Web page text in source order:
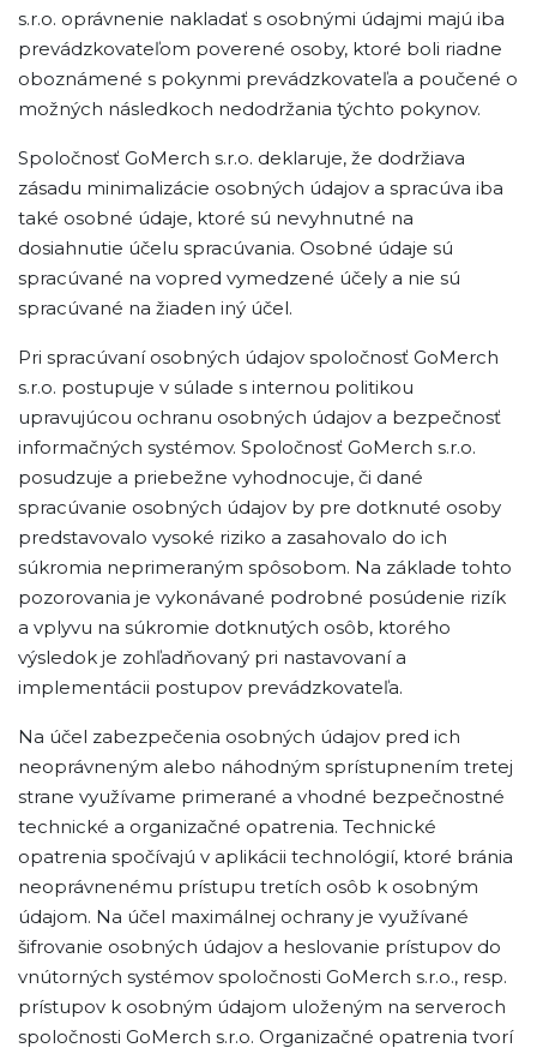
s.r.o. oprávnenie nakladať s osobnými údajmi majú iba
prevádzkovateľom poverené osoby, ktoré boli riadne
oboznámené s pokynmi prevádzkovateľa a poučené o
možných následkoch nedodržania týchto pokynov.
Spoločnosť GoMerch s.r.o. deklaruje, že dodržiava
zásadu minimalizácie osobných údajov a spracúva iba
také osobné údaje, ktoré sú nevyhnutné na
dosiahnutie účelu spracúvania. Osobné údaje sú
spracúvané na vopred vymedzené účely a nie sú
spracúvané na žiaden iný účel.
Pri spracúvaní osobných údajov spoločnosť GoMerch
s.r.o. postupuje v súlade s internou politikou
upravujúcou ochranu osobných údajov a bezpečnosť
informačných systémov. Spoločnosť GoMerch s.r.o.
posudzuje a priebežne vyhodnocuje, či dané
spracúvanie osobných údajov by pre dotknuté osoby
predstavovalo vysoké riziko a zasahovalo do ich
súkromia neprimeraným spôsobom. Na základe tohto
pozorovania je vykonávané podrobné posúdenie rizík
a vplyvu na súkromie dotknutých osôb, ktorého
výsledok je zohľadňovaný pri nastavovaní a
implementácii postupov prevádzkovateľa.
Na účel zabezpečenia osobných údajov pred ich
neoprávneným alebo náhodným sprístupnením tretej
strane využívame primerané a vhodné bezpečnostné
technické a organizačné opatrenia. Technické
opatrenia spočívajú v aplikácii technológií, ktoré bránia
neoprávnenému prístupu tretích osôb k osobným
údajom. Na účel maximálnej ochrany je využívané
šifrovanie osobných údajov a heslovanie prístupov do
vnútorných systémov spoločnosti GoMerch s.r.o., resp.
prístupov k osobným údajom uloženým na serveroch
spoločnosti GoMerch s.r.o. Organizačné opatrenia tvorí